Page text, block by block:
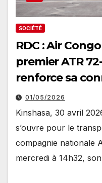
SOCIÉTÉ
RDC : Air
premier ATR
renforce sa
01/05/2026
Kinshasa, 30 avril
s’ouvre pour le
compagnie nationale
mercredi à 14h32,